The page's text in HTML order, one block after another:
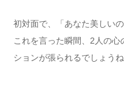
初対面で、「あなた美しい
これを言った瞬間、2人の
ションが張られるでしょう